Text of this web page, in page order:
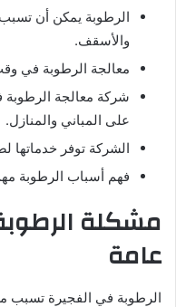
الرطوبة يمكن أن
والأسقف.
معالجة الرطوبة في
شركة معالجة الرطوبة
على المباني والمنازل.
الشركة توفر خدماتها
فهم أسباب الرطوبة
مشكلة
عامة
الرطوبة في الفجيرة تسبب